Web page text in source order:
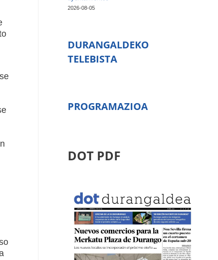
2026-08-05
DURANGALDEKO
TELEBISTA
PROGRAMAZIOA
DOT PDF